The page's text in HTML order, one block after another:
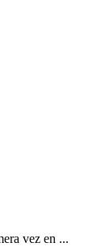
vez en ...